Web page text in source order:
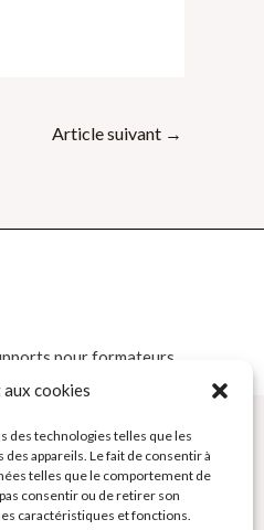
cookies
des technologies telles que les
appareils. Le fait de consentir à
telles que le comportement de
consentir ou de retirer son
caractéristiques et fonctions.
Article suivant →
pour formateurs